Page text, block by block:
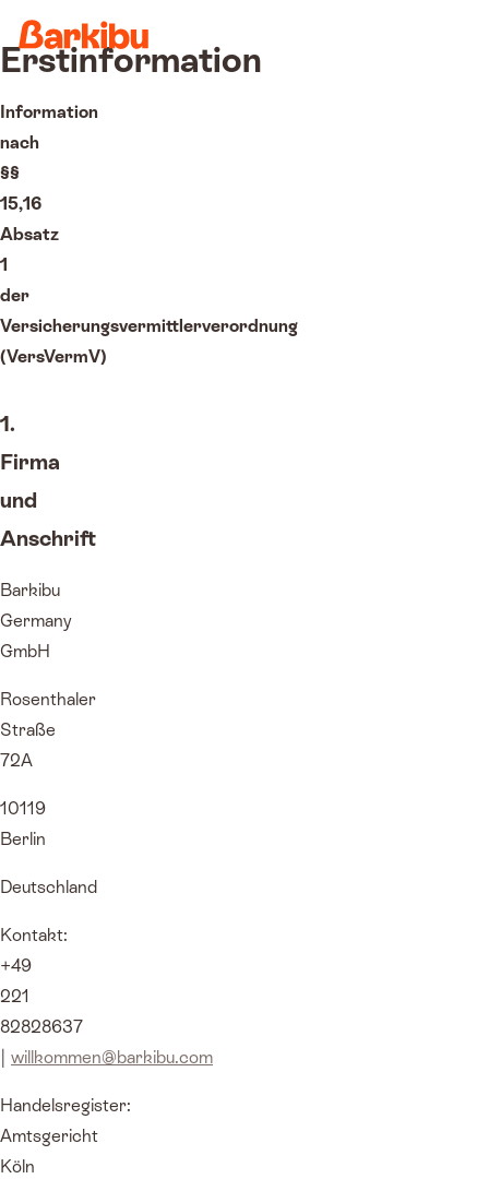
Erstinformation
Information
nach
§§
15,16
Absatz
1
der
Versicherungsvermittlerverordnung
(VersVermV)
1.
Firma
und
Anschrift
Barkibu
Germany
GmbH
Rosenthaler
Straße
72A
10119
Berlin
Deutschland
Kontakt:
+49
221
82828637
willkommen@barkibu.com
Handelsregister:
Amtsgericht
Köln